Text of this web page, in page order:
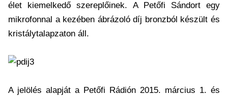
élet kiemelkedő szereplőinek. A Petőfi Sándort egy
mikrofonnal a kezében ábrázoló díj bronzból készült és
kristálytalapzaton áll.
A jelölés alapját a Petőfi Rádión 2015. március 1. és